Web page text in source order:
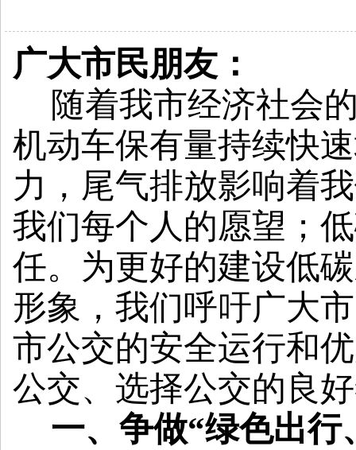
广大市民朋友：
随着我市经济社会
机动车保有量持续快
力，尾气排放影响着
我们每个人的愿望；
任。为更好的建设低
形象， 我们呼吁广大
市公交的安全运行和
公交、选择公交的良
一、争做“绿色出行